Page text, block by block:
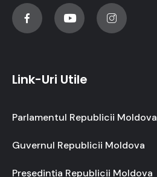
Link-Uri Utile
Parlamentul Republicii Moldova
Guvernul Republicii Moldova
Președinția Republicii Moldova